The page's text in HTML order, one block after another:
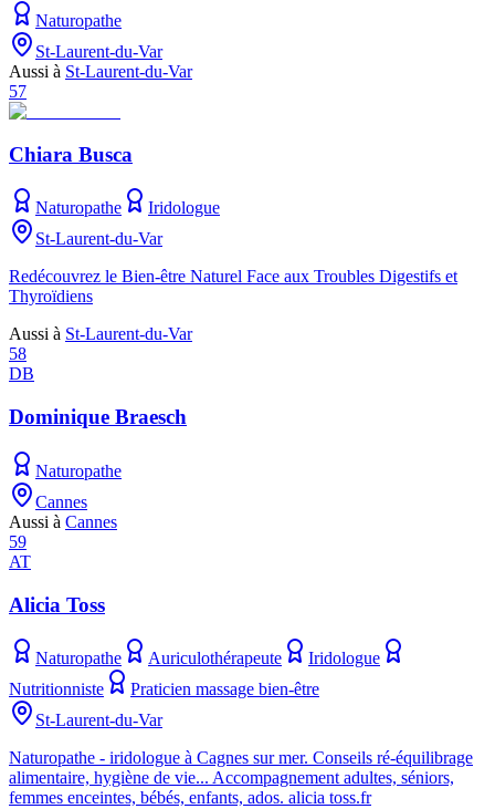
Naturopathe
St-Laurent-du-Var
Aussi à St-Laurent-du-Var
57
Chiara Busca
Naturopathe
Iridologue
St-Laurent-du-Var
Redécouvrez le Bien-être Naturel Face aux Troubles Digestifs et
Thyroïdiens
Aussi à St-Laurent-du-Var
58
DB
Dominique Braesch
Naturopathe
Cannes
Aussi à Cannes
59
AT
Alicia Toss
Naturopathe Auriculothérapeute
Iridologue
Nutritionniste
Praticien massage bien-être
St-Laurent-du-Var
Naturopathe - iridologue à Cagnes sur mer. Conseils ré-équilibrage
alimentaire, hygiène de vie... Accompagnement adultes, séniors,
femmes enceintes, bébés, enfants, ados. alicia toss.fr